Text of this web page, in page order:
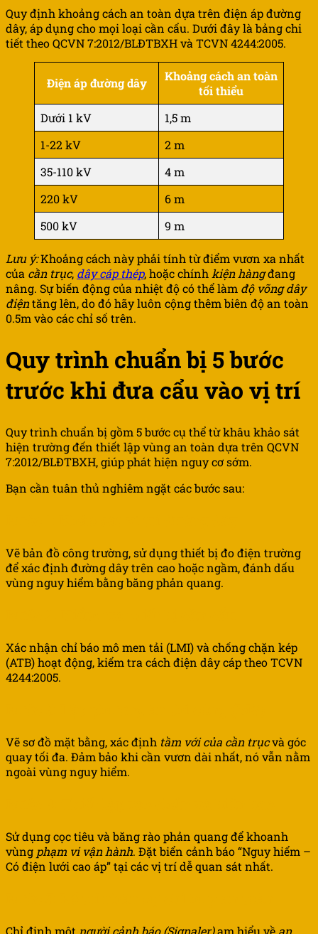
Quy định khoảng cách an toàn dựa trên điện áp đường
dây, áp dụng cho mọi loại cần cẩu. Dưới đây là bảng chi
tiết theo QCVN 7:2012/BLĐTBXH và TCVN 4244:2005.
Điện áp đường dây
Khoảng cách an toàn
tối thiểu
Dưới 1 kV
1,5 m
1-22 kV
2 m
35-110 kV
4 m
220 kV
6 m
500 kV
9 m
Lưu ý:Khoảng cách này phải tính từ điểm vươn xa nhất
của cần trục, dây cáp thép, hoặc chính kiện hàngđang
nâng. Sự biến động của nhiệt độ có thể làm độ võng dây
điệntăng lên, do đó hãy luôn cộng thêm biên độ an toàn
0.5m vào các chỉ số trên.
Quy trình chuẩn bị 5 bước
trước khi đưa cẩu vào vị trí
Quy trình chuẩn bị gồm 5 bước cụ thể từ khâu khảo sát
hiện trường đến thiết lập vùng an toàn dựa trên QCVN
7:2012/BLĐTBXH, giúp phát hiện nguy cơ sớm.
Bạn cần tuân thủ nghiêm ngặt các bước sau:
Vẽ bản đồ công trường, sử dụng thiết bị đo điện trường
để xác định đường dây trên cao hoặc ngầm, đánh dấu
vùng nguy hiểm bằng băng phản quang.
Xác nhận chỉ báo mô men tải (LMI) và chống chặn kép
(ATB) hoạt động, kiểm tra cách điện dây cáp theo TCVN
4244:2005.
Vẽ sơ đồ mặt bằng, xác định tầm với của cần trụcvà góc
quay tối đa. Đảm bảo khi cần vươn dài nhất, nó vẫn nằm
ngoài vùng nguy hiểm.
Sử dụng cọc tiêu và băng rào phản quang để khoanh
vùng phạm vi vận hành. Đặt biển cảnh báo “Nguy hiểm –
Có điện lưới cao áp” tại các vị trí dễ quan sát nhất.
Chỉ định một người cảnh báo (Signaler)am hiểu về an